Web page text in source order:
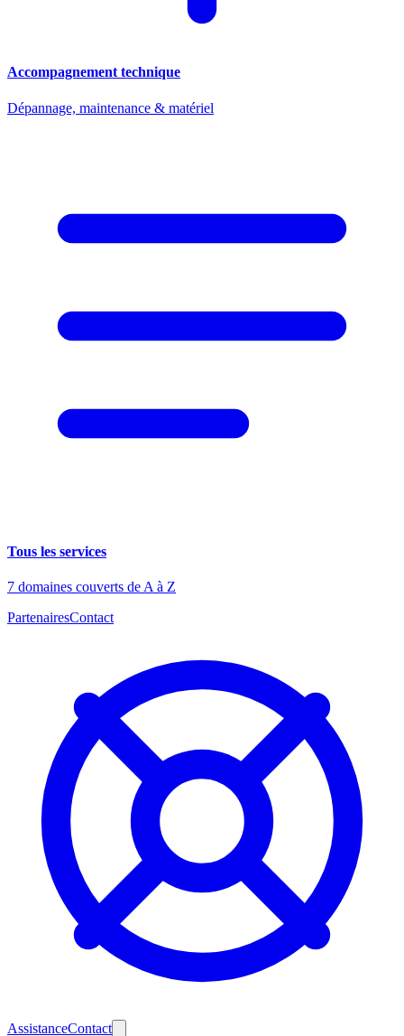
Accompagnement technique
Dépannage, maintenance & matériel
Tous les services
7 domaines couverts de A à Z
PartenairesContact
AssistanceContact